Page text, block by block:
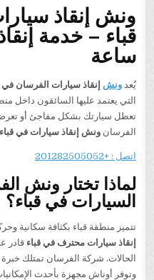
ونش إنقاذ
ساعة
يُعدونش إنقاذ سيارات الفرسان في
التي يعتمد عليها السائقون داخل
تعطل سيارتك بشكل مفاجئ أو
الفرسانونش إنقاذ سيارات في قباء
اتصل : +201282505052
لماذا تختار ونش
السيارات في قباء؟
تتميز منطقة قباء بكثافة سكانية
إنقاذ سيارات محترف في قباء قادر
الحالات. شركة الفرسان تمتلك
وتوفر أوناش مجهزة بأحدث